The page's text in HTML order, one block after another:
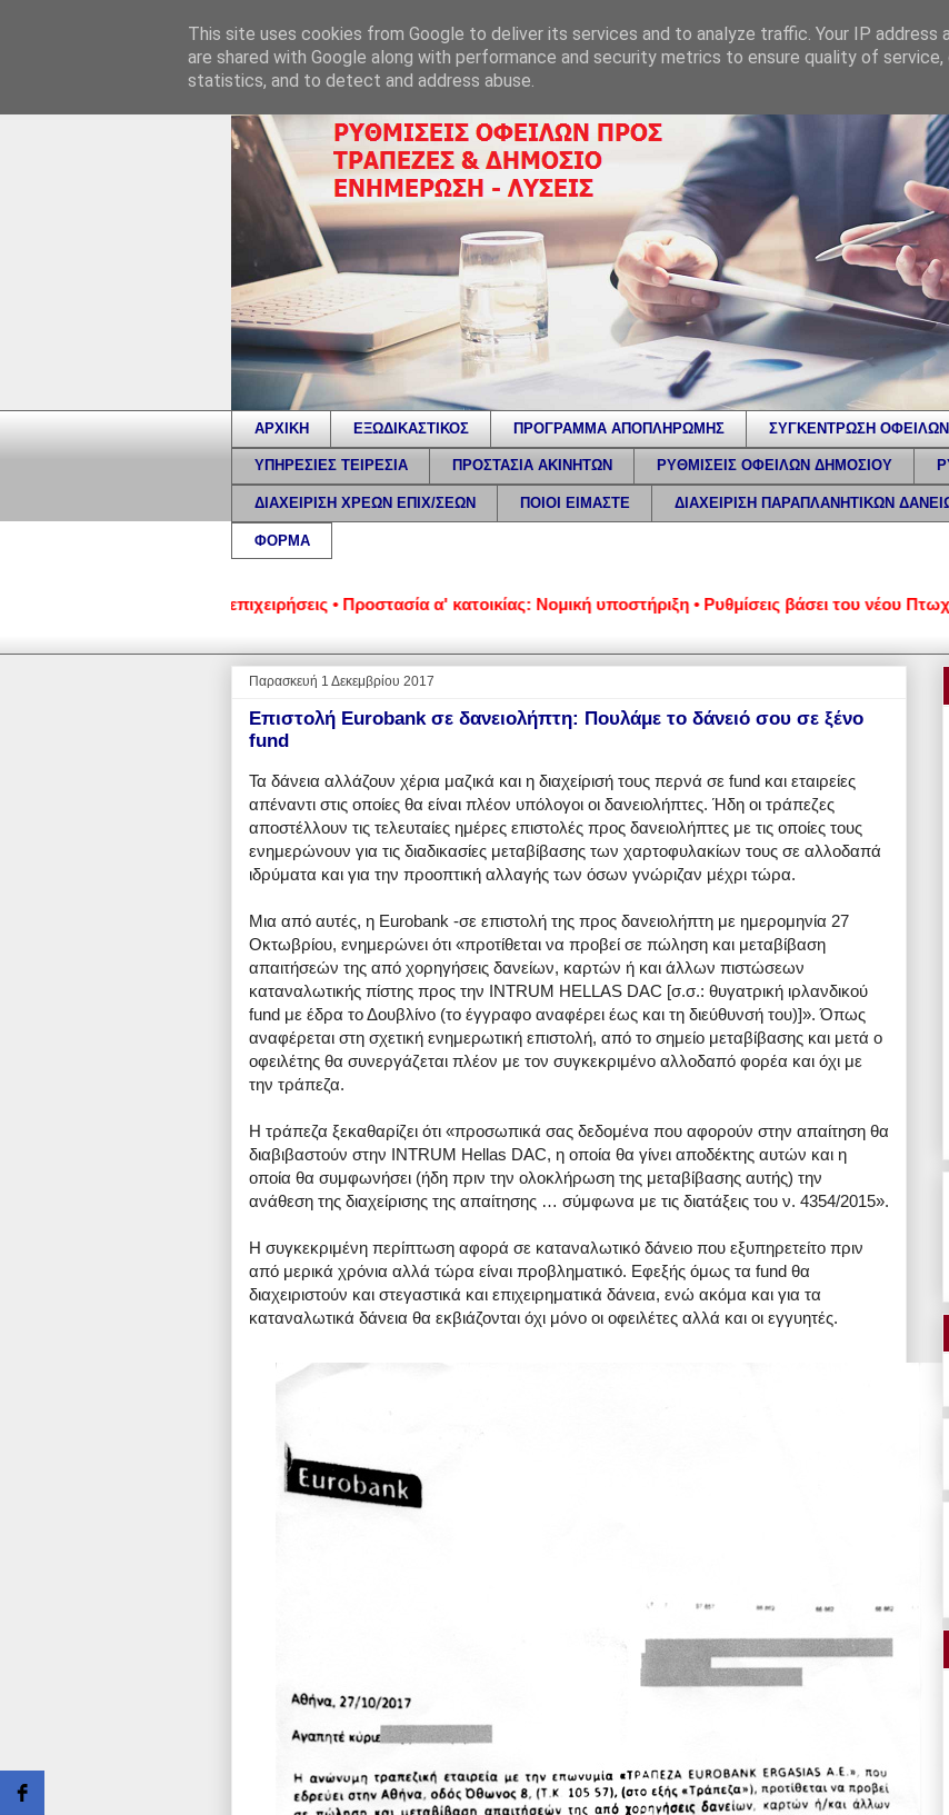
ΑΡΧΙΚΗ ΕΞΩΔΙΚΑΣΤΙΚΟΣ ΠΡΟΓΡΑΜΜΑ ΑΠΟΠΛΗΡΩΜΗΣ ΣΥΓΚΕΝΤΡΩΣΗ ΟΦΕΙΛΩΝ
ΥΠΗΡΕΣΙΕΣ ΤΕΙΡΕΣΙΑ ΠΡΟΣΤΑΣΙΑ ΑΚΙΝΗΤΩΝ ΡΥΘΜΙΣΕΙΣ ΟΦΕΙΛΩΝ ΔΗΜΟΣΙΟΥ
ΔΙΑΧΕΙΡΙΣΗ ΧΡΕΩΝ ΕΠΙΧ/ΣΕΩΝ ΠΟΙΟΙ ΕΙΜΑΣΤΕ ΔΙΑΧΕΙΡΙΣΗ ΠΑΡΑΠΛΑΝΗΤΙΚΩΝ
ΦΟΡΜΑ
νοικοκυριά και επιχειρήσεις • Προστασία α' κατοικίας: Νομική υποστήριξη • Ρυθμίσεις βάσει του νέου
Παρασκευή 1 Δεκεμβρίου 2017
Επιστολή Eurobank σε δανειολήπτη: Πουλάμε το δάνειό σου σε ξένο
fund
Τα δάνεια αλλάζουν χέρια μαζικά και η διαχείρισή τους περνά σε fund και εταιρείες
απέναντι στις οποίες θα είναι πλέον υπόλογοι οι δανειολήπτες. Ήδη οι τράπεζες
αποστέλλουν τις τελευταίες ημέρες επιστολές προς δανειολήπτες με τις οποίες τους
ενημερώνουν για τις διαδικασίες μεταβίβασης των χαρτοφυλακίων τους σε αλλοδαπά
ιδρύματα και για την προοπτική αλλαγής των όσων γνώριζαν μέχρι τώρα.
Μια από αυτές, η Eurobank -σε επιστολή της προς δανειολήπτη με ημερομηνία 27
Οκτωβρίου, ενημερώνει ότι «προτίθεται να προβεί σε πώληση και μεταβίβαση
απαιτήσεών της από χορηγήσεις δανείων, καρτών ή και άλλων πιστώσεων
καταναλωτικής πίστης προς την INTRUM HELLAS DAC [σ.σ.: θυγατρική ιρλανδικού
fund με έδρα το Δουβλίνο (το έγγραφο αναφέρει έως και τη διεύθυνσή του)]». Όπως
αναφέρεται στη σχετική ενημερωτική επιστολή, από το σημείο μεταβίβασης και μετά ο
οφειλέτης θα συνεργάζεται πλέον με τον συγκεκριμένο αλλοδαπό φορέα και όχι με
την τράπεζα.
Η τράπεζα ξεκαθαρίζει ότι «προσωπικά σας δεδομένα που αφορούν στην απαίτηση θα
διαβιβαστούν στην INTRUM Hellas DAC, η οποία θα γίνει αποδέκτης αυτών και η
οποία θα συμφωνήσει (ήδη πριν την ολοκλήρωση της μεταβίβασης αυτής) την
ανάθεση της διαχείρισης της απαίτησης … σύμφωνα με τις διατάξεις του ν. 4354/2015».
Η συγκεκριμένη περίπτωση αφορά σε καταναλωτικό δάνειο που εξυπηρετείτο πριν
από μερικά χρόνια αλλά τώρα είναι προβληματικό. Εφεξής όμως τα fund θα
διαχειριστούν και στεγαστικά και επιχειρηματικά δάνεια, ενώ ακόμα και για τα
καταναλωτικά δάνεια θα εκβιάζονται όχι μόνο οι οφειλέτες αλλά και οι εγγυητές.
This site uses cookies from Google to deliver its services and to analyze traffic. Your IP address
are shared with Google along with performance and security metrics to ensure quality of service,
statistics, and to detect and address abuse.